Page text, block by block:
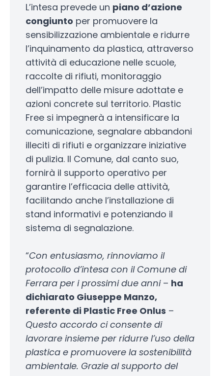
L’intesa prevede un piano d’azione
congiunto per promuovere la
sensibilizzazione ambientale e ridurre
l’inquinamento da plastica, attraverso
attività di educazione nelle scuole,
raccolte di rifiuti, monitoraggio
dell’impatto delle misure adottate e
azioni concrete sul territorio. Plastic
Free si impegnerà a intensificare la
comunicazione, segnalare abbandoni
illeciti di rifiuti e organizzare iniziative
di pulizia. Il Comune, dal canto suo,
fornirà il supporto operativo per
garantire l’efficacia delle attività,
facilitando anche l’installazione di
stand informativi e potenziando il
sistema di segnalazione.
“Con entusiasmo, rinnoviamo il
protocollo d’intesa con il Comune di
Ferrara per i prossimi due anni– ha
dichiarato Giuseppe Manzo,
referente di Plastic Free Onlus –
Questo accordo ci consente di
lavorare insieme per ridurre l’uso della
plastica e promuovere la sostenibilità
ambientale. Grazie al supporto del